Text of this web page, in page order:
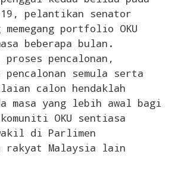
pelantikan senator
portfolio OKU
beberapa bulan.
proses pencalonan,
pencalonan semula serta
calon hendaklah
masa yang lebih awal bagi
OKU sentiasa
di Parlimen
rakyat Malaysia lain